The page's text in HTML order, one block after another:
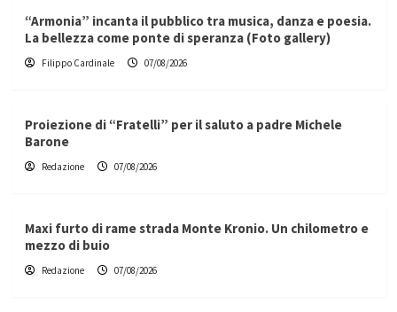
“Armonia” incanta il pubblico tra musica, danza e poesia.
La bellezza come ponte di speranza (Foto gallery)
Filippo Cardinale 07/08/2026
Proiezione di “Fratelli” per il saluto a padre Michele
Barone
Redazione 07/08/2026
Maxi furto di rame strada Monte Kronio. Un chilometro e
mezzo di buio
Redazione 07/08/2026